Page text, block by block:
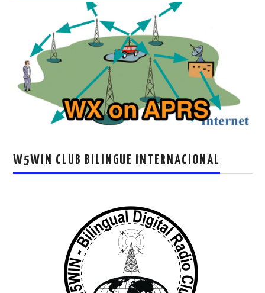
W5WIN CLUB BILINGUE INTERNACIONAL